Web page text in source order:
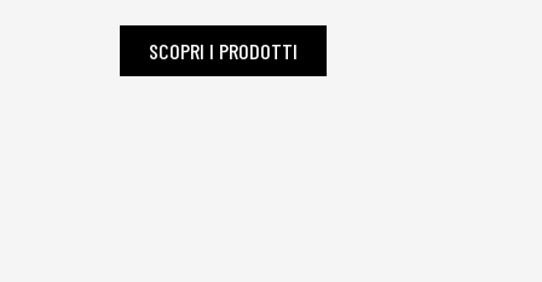
SCOPRI I PRODOTTI